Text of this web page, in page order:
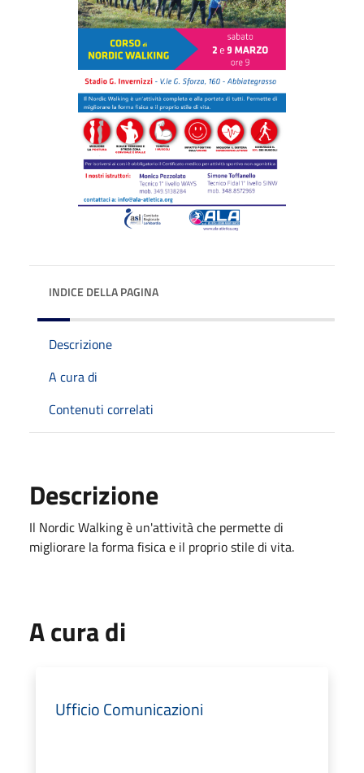
INDICE DELLA PAGINA
Descrizione
A cura di
Contenuti correlati
Descrizione
Il Nordic Walking è un'attività che permette di
migliorare la forma fisica e il proprio stile di vita.
A cura di
Ufficio Comunicazioni